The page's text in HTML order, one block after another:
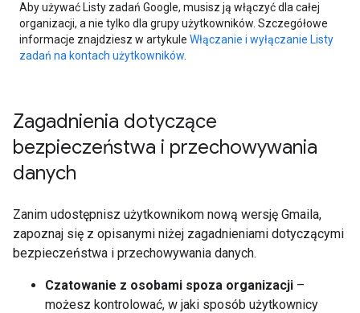
Aby używać Listy zadań Google, musisz ją włączyć dla całej
organizacji, a nie tylko dla grupy użytkowników. Szczegółowe
informacje znajdziesz w artykule Włączanie i wyłączanie Listy
zadań na kontach użytkowników
Zagadnienia dotyczące
bezpieczeństwa i przechowywania
danych
Zanim udostępnisz użytkownikom nową wersję Gmaila,
zapoznaj się z opisanymi niżej zagadnieniami dotyczącymi
bezpieczeństwa i przechowywania danych.
Czatowanie z osobami spoza organizacji –
możesz kontrolować, w jaki sposób użytkownicy